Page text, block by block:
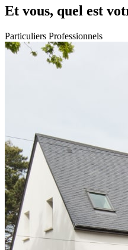
Et vous, quel est
Particuliers Professionnels